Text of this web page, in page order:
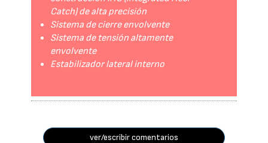
Catch) de alta precisión
Sistema de cierre envolvente
Sistema de tensión altamente
envolvente
Estabilizador lateral interno
ver/escribir comentarios